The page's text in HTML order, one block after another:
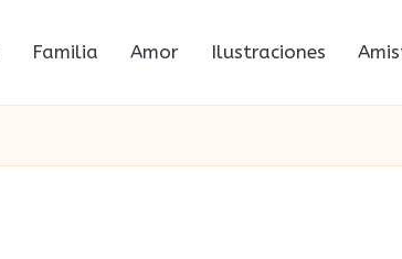
Familia Amor Ilustraciones